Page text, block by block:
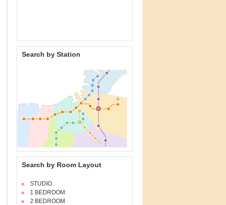
Search by Station
Search by Room Layout
STUDIO
1 BEDROOM
2 BEDROOM